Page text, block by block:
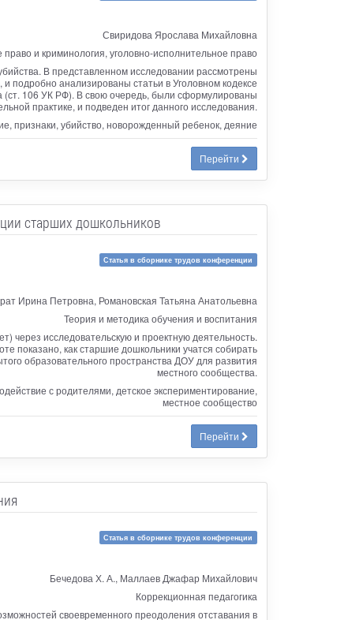
Свиридова Ярослава Михайловна
право и криминология, уголовно-исполнительное право
В представленном исследовании рассмотрены
анализированы статьи в Уголовном кодексе
(ст. 106 УК РФ). В свою очередь, были сформулированы
практике, и подведен итог данного исследования.
признаки, убийство, новорожденный ребенок, деяние
Перейти
старших дошкольников
Статья в сборнике трудов конференции
Ирина Петровна, Романовская Татьяна Анатольевна
Теория и методика обучения и воспитания
через исследовательскую и проектную деятельность.
показано, как старшие дошкольники учатся собирать
образовательного пространства ДОУ для развития
местного сообщества.
с родителями, детское экспериментирование,
местное сообщество
Перейти
Статья в сборнике трудов конференции
Бечедова Х. А., Маллаев Джафар Михайлович
Коррекционная педагогика
своевременного преодоления отставания в